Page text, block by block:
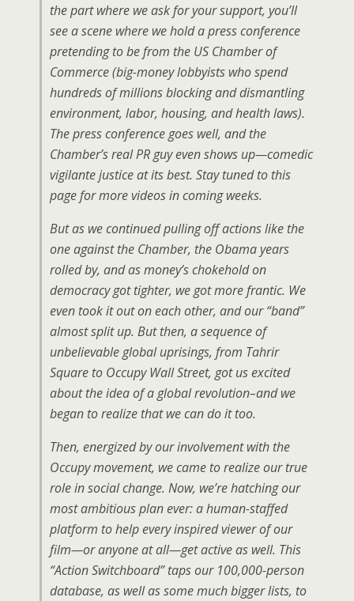
the part where we ask for your support, you’ll
see a scene where we hold a press conference
pretending to be from the US Chamber of
Commerce (big-money lobbyists who spend
hundreds of millions blocking and dismantling
environment, labor, housing, and health laws).
The press conference goes well, and the
Chamber’srealPR guy even shows up—comedic
vigilante justice at its best. Stay tuned to this
page for more videos in coming weeks.
But as we continued pulling off actions like the
one against the Chamber, the Obama years
rolled by, and as money’s chokehold on
democracy got tighter, we got more frantic. We
even took it out on each other, and our “band”
almost split up. But then, a sequence of
unbelievable global uprisings, from Tahrir
Square to Occupy Wall Street, got us excited
about the idea of a global revolution–and we
began to realize that we can do it too.
Then, energized by our involvement with the
Occupy movement, we came to realize our true
role in social change. Now, we’re hatching our
most ambitious plan ever: a human-staffed
platform to help every inspired viewer of our
film—or anyone at all—get active as well. This
“Action Switchboard” taps our 100,000-person
database, as well as some much bigger lists, to